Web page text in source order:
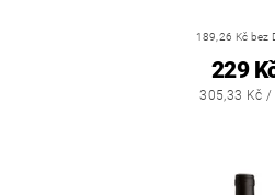
189,26 Kč bez
229
305,33 Kč /